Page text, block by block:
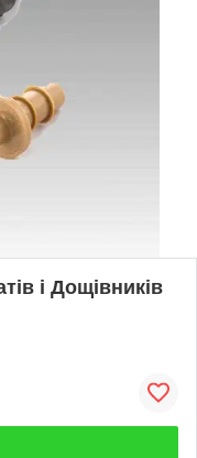
і Дощівників